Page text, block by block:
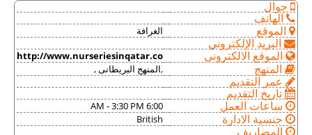
جوال
الهاتف
الموقع
الغرافة
البريد الإلكتروني
الموقع الالكترونى
http://www.nurseriesinqatar.co
المنهج ,المنهج البريطانى ,
عمر التقديم
تاريخ التقديم
ساعات العمل
6:00 AM - 3:30 PM
جنسية الادارة British
المصاريف